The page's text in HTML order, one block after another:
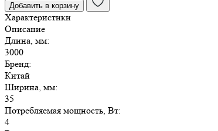
200/TTK
IP44
теплый
Добавить в корзину
Характеристики
Описание
Длина, мм:
3000
Бренд:
Китай
Ширина, мм:
35
Потребляемая мощность, Вт:
4